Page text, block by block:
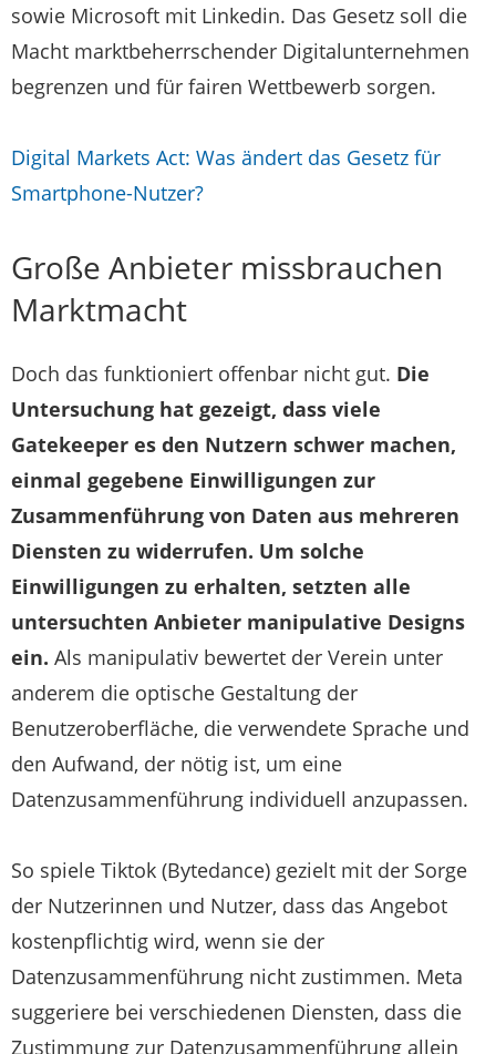
sowie Microsoft mit Linkedin. Das Gesetz soll die
Macht marktbeherrschender Digitalunternehmen
begrenzen und für fairen Wettbewerb sorgen.
Digital Markets Act: Was ändert das Gesetz für
Smartphone-Nutzer?
Große Anbieter missbrauchen
Marktmacht
Doch das funktioniert offenbar nicht gut. Die
Untersuchung hat gezeigt, dass viele
Gatekeeper es den Nutzern schwer machen,
einmal gegebene Einwilligungen zur
Zusammenführung von Daten aus mehreren
Diensten zu widerrufen. Um solche
Einwilligungen zu erhalten, setzten alle
untersuchten Anbieter manipulative Designs
ein. Als manipulativ bewertet der Verein unter
anderem die optische Gestaltung der
Benutzeroberfläche, die verwendete Sprache und
den Aufwand, der nötig ist, um eine
Datenzusammenführung individuell anzupassen.
So spiele Tiktok (Bytedance) gezielt mit der Sorge
der Nutzerinnen und Nutzer, dass das Angebot
kostenpflichtig wird, wenn sie der
Datenzusammenführung nicht zustimmen. Meta
suggeriere bei verschiedenen Diensten, dass die
Zustimmung zur Datenzusammenführung allein